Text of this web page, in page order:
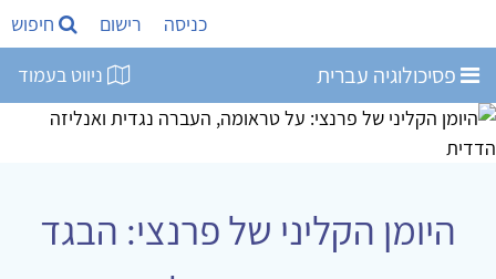
כניסה רישום חיפוש
פסיכולוגיה עברית ניווט בעמוד
היומן הקליני של פרנצי: הבגד